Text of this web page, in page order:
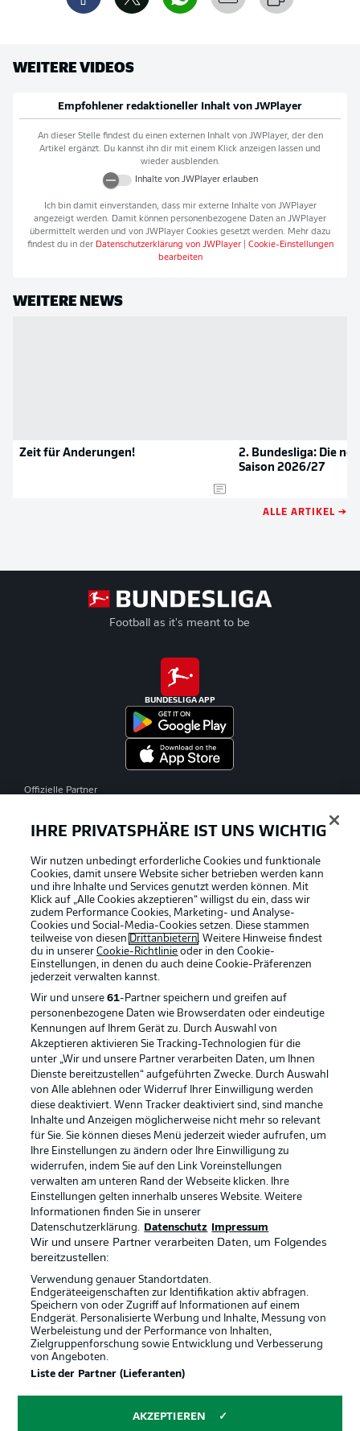
WEITERE VIDEOS
Empfohlener redaktioneller Inhalt von JWPlayer
An dieser Stelle findest du einen externen Inhalt von JWPlayer, der den
Artikel ergänzt. Du kannst ihn dir mit einem Klick anzeigen lassen und
wieder ausblenden.
Inhalte von JWPlayererlauben
Ich bin damit einverstanden, dass mir externe Inhalte von JWPlayer
angezeigt werden. Damit können personenbezogene Daten an JWPlayer
übermittelt werden und von JWPlayer Cookies gesetzt werden. Mehr dazu
findest du in der Datenschutzerklärung von JWPlayer| Cookie-Einstellungen
bearbeiten
WEITERE NEWS
Zeit für Änderungen!
2. Bundesliga: Die
Saison 2026/27
ALLE ARTIKEL →
Football as it's meant to be
BUNDESLIGA APP
Offizielle Partner
Rechtliche Hinweise Voreinstellungen verwalten
Datenschutz Nutzungsbedingungen
Kontakt Jobs
Impressum Partner
Spieler Liveticker
AGB
© 2026 Bundesliga-Gruppe GmbH
IHRE PRIVATSPHÄRE IST UNS WICHTIG
Wir nutzen unbedingt erforderliche Cookies und funktionale
Cookies, damit unsere Website sicher betrieben werden kann
und ihre Inhalte und Services genutzt werden können. Mit
Klick auf „Alle Cookies akzeptieren“ willigst du ein, dass wir
zudem Performance Cookies, Marketing- und Analyse-
Cookies und Social-Media-Cookies setzen. Diese stammen
teilweise von diesen Drittanbietern. Weitere Hinweise findest
du in unsererCookie-Richtlinie oder in den Cookie-
Einstellungen, in denen du auch deine Cookie-Präferenzen
jederzeit verwalten kannst.
Wir und unsere61-Partner speichern und greifen auf
personenbezogene Daten wie Browserdaten oder eindeutige
Kennungen auf Ihrem Gerät zu. Durch Auswahl von
Akzeptieren aktivieren Sie Tracking-Technologien für die
unter „Wir und unsere Partner verarbeiten Daten, um Ihnen
Dienste bereitzustellen“ aufgeführten Zwecke. Durch Auswahl
von Alle ablehnen oder Widerruf Ihrer Einwilligung werden
diese deaktiviert. Wenn Tracker deaktiviert sind, sind manche
Inhalte und Anzeigen möglicherweise nicht mehr so relevant
für Sie. Sie können dieses Menü jederzeit wieder aufrufen, um
Ihre Einstellungen zu ändern oder Ihre Einwilligung zu
widerrufen, indem Sie auf den Link Voreinstellungen
verwalten am unteren Rand der Webseite klicken. Ihre
Einstellungen gelten innerhalb unseres Website. Weitere
Informationen finden Sie in unserer
Datenschutzerklärung.
Datenschutz Impressum
Wir und unsere Partner verarbeiten Daten, um Folgendes
bereitzustellen:
Verwendung genauer Standortdaten.
Endgeräteeigenschaften zur Identifikation aktiv abfragen.
Speichern von oder Zugriff auf Informationen auf einem
Endgerät. Personalisierte Werbung und Inhalte, Messung von
Werbeleistung und der Performance von Inhalten,
Zielgruppenforschung sowie Entwicklung und Verbesserung
von Angeboten.
Liste der Partner (Lieferanten)
AKZEPTIEREN